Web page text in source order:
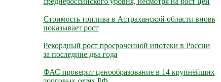
Стоимость топлива в Астраханской области вновь
показывает рост
Рекордный рост просроченной ипотеки в России
за последние два года
ФАС проверит ценообразование в 14 крупнейших